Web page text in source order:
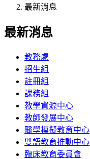
最新消息
最新消息
教務處
招生組
註冊組
課務組
教學資源中心
教師發展中心
醫學模擬教育中心
雙語教育推動中心
臨床教育委員會